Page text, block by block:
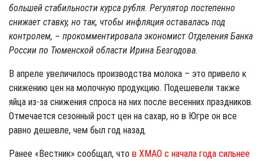
большей стабильности курса рубля. Регулятор постепенно
снижает ставку, но так, чтобы инфляция оставалась под
контролем, – прокомментировала экономист Отделения Банка
России по Тюменской области Ирина Безгодова.
В апреле увеличилось производства молока – это привело к
снижению цен на молочную продукцию. Подешевели также
яйца из-за снижения спроса на них после весенних праздников.
Отмечается сезонный рост цен на сахар, но в Югре он все
равно дешевле, чем был год назад.
Ранее «Вестник» сообщал, что в ХМАО с начала года сильнее